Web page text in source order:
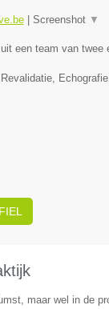
| Screenshot ▼
een team van twee
maar wel in de